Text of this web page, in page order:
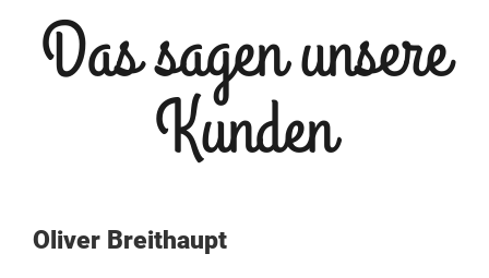
Das sagen unsere
Kunden
Oliver Breithaupt